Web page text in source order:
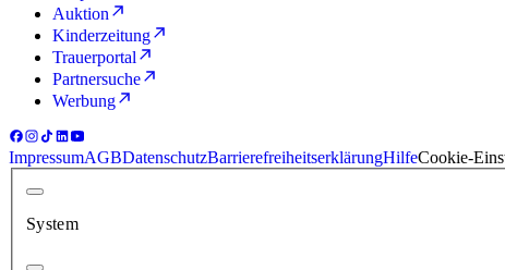
Auktion
Kinderzeitung
Trauerportal
Partnersuche
Werbung
ImpressumAGBDatenschutzBarrierefreiheitserklärungHilfeCookie-
System